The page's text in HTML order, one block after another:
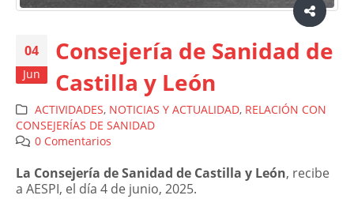
04
Jun
Consejería de Sanidad de
Castilla y León
ACTIVIDADES, NOTICIAS Y ACTUALIDAD, RELACIÓN CON
CONSEJERÍAS DE SANIDAD
0 Comentarios
La Consejería de Sanidad de Castilla y León, recibe
a AESPI, el día 4 de junio, 2025.